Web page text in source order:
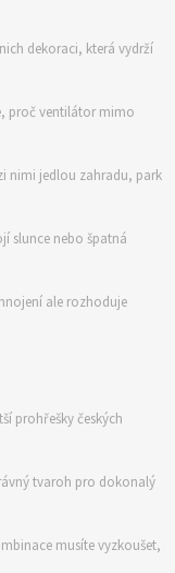
dekoraci, která vydrží
proč ventilátor mimo
nimi jedlou zahradu, park
slunce nebo špatná
ale rozhoduje
prohřešky českých
tvaroh pro dokonalý
musíte vyzkoušet,